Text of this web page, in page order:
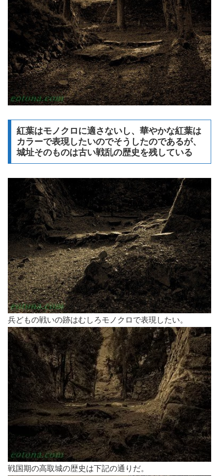
紅葉はモノクロに適さないし、華やかな紅葉は
カラーで表現したいのでそうしたのであるが、
城址そのものは古い戦乱の歴史を残している
兵どもの戦いの跡はむしろモノクロで表現したい。
戦国期の高取城の歴史は下記の通りだ。